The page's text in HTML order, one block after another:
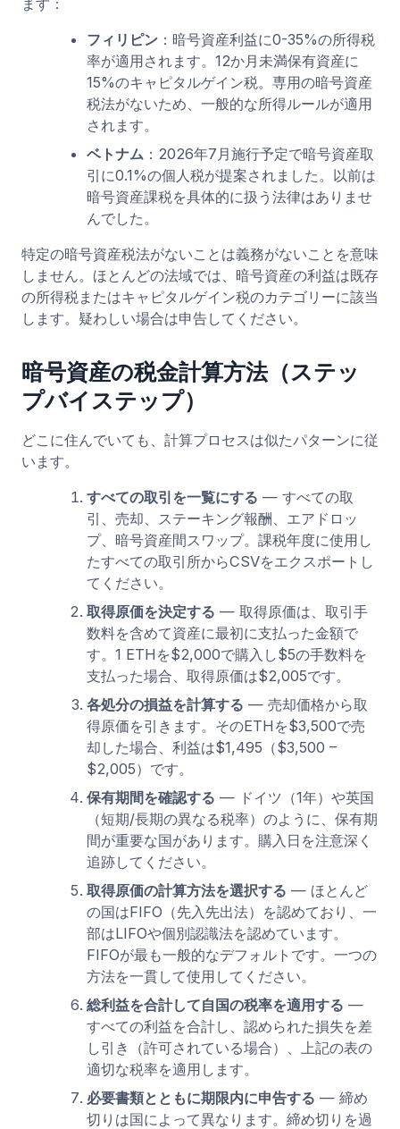
ます：
フィリピン：暗号資産利益に0-35%の所得税
率が適用されます。12か月未満保有資産に
15%のキャピタルゲイン税。専用の暗号資産
税法がないため、一般的な所得ルールが適用
されます。
ベトナム：2026年7月施行予定で暗号資産取
引に0.1%の個人税が提案されました。以前は
暗号資産課税を具体的に扱う法律はありませ
んでした。
特定の暗号資産税法がないことは義務がないことを意味
しません。ほとんどの法域では、暗号資産の利益は既存
の所得税またはキャピタルゲイン税のカテゴリーに該当
します。疑わしい場合は申告してください。
暗号資産の税金計算方法（ステッ
プバイステップ）
どこに住んでいても、計算プロセスは似たパターンに従
います。
すべての取引を一覧にする — すべての取
引、売却、ステーキング報酬、エアドロッ
プ、暗号資産間スワップ。課税年度に使用し
たすべての取引所からCSVをエクスポートし
てください。
取得原価を決定する — 取得原価は、取引手
数料を含めて資産に最初に支払った金額で
す。1 ETHを$2,000で購入し$5の手数料を
支払った場合、取得原価は$2,005です。
各処分の損益を計算する — 売却価格から取
得原価を引きます。そのETHを$3,500で売
却した場合、利益は$1,495（$3,500 –
$2,005）です。
保有期間を確認する — ドイツ（1年）や英国
（短期/長期の異なる税率）のように、保有期
間が重要な国があります。購入日を注意深く
追跡してください。
取得原価の計算方法を選択する — ほとんど
の国はFIFO（先入先出法）を認めており、一
部はLIFOや個別認識法を認めています。
FIFOが最も一般的なデフォルトです。一つの
方法を一貫して使用してください。
総利益を合計して自国の税率を適用する —
すべての利益を合計し、認められた損失を差
し引き（許可されている場合）、上記の表の
適切な税率を適用します。
必要書類とともに期限内に申告する — 締め
切りは国によって異なります。締め切りを過